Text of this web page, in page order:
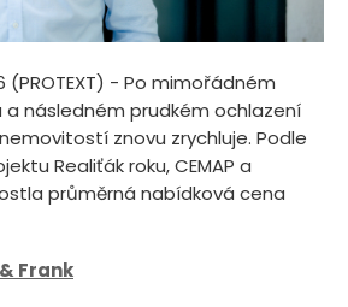
(PROTEXT) - Po mimořádném
následném prudkém ochlazení
znovu zrychluje. Podle
Realiťák roku, CEMAP a
průměrná nabídková cena
Frank